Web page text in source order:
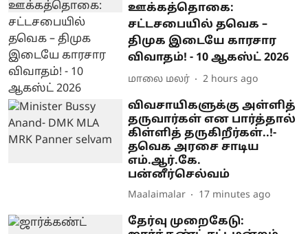
ஊக்கத்தொகை:
சட்டசபையில் தவெக –
திமுக இடையே காரசார
விவாதம்! - 10 ஆகஸ்ட் 2026
மாலை மலர் 2 hours ago
விவசாயிகளுக்கு அள்ளித்
தருவார்கள் என பார்த்தால்
கிள்ளித் தருகிறீர்கள்..!-
தவெக அரசை சாடிய
எம்.ஆர்.கே.
பன்னீர்செல்வம்
Maalaimalar 17 minutes ago
தேர்வு முறைகேடு: